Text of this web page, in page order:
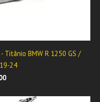
Titânio BMW R 1250 GS /
24